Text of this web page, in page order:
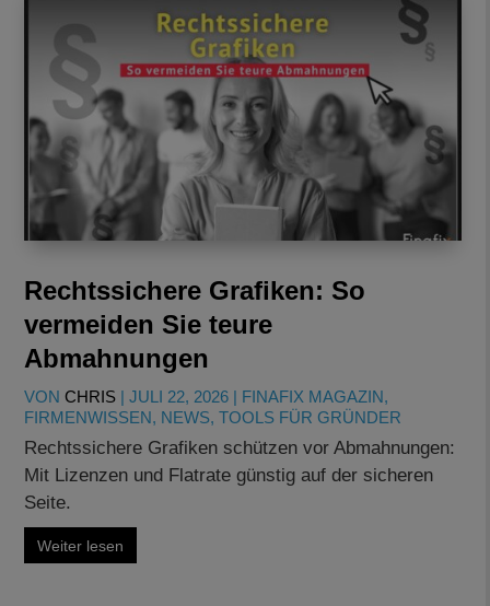
Rechtssichere Grafiken: So
vermeiden Sie teure
Abmahnungen
VONCHRIS |JULI 22, 2026 | FINAFIX MAGAZIN,
FIRMENWISSEN, NEWS,TOOLS FÜR GRÜNDER
Rechtssichere Grafiken schützen vor Abmahnungen:
Mit Lizenzen und Flatrate günstig auf der sicheren
Seite.
Weiter lesen